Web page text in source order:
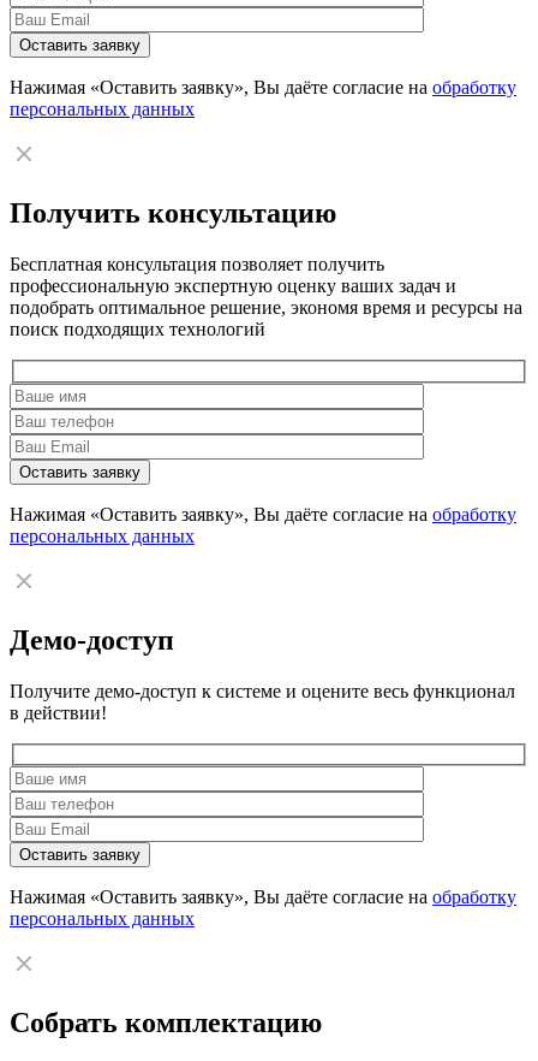
Нажимая «Оставить заявку», Вы даёте согласие на обработку
персональных данных
Получить консультацию
Бесплатная консультация позволяет получить
профессиональную экспертную оценку ваших задач и
подобрать оптимальное решение, экономя время и ресурсы на
поиск подходящих технологий
Нажимая «Оставить заявку», Вы даёте согласие на обработку
персональных данных
Демо-доступ
Получите демо-доступ к системе и оцените весь функционал
в действии!
Нажимая «Оставить заявку», Вы даёте согласие на обработку
персональных данных
Собрать комплектацию